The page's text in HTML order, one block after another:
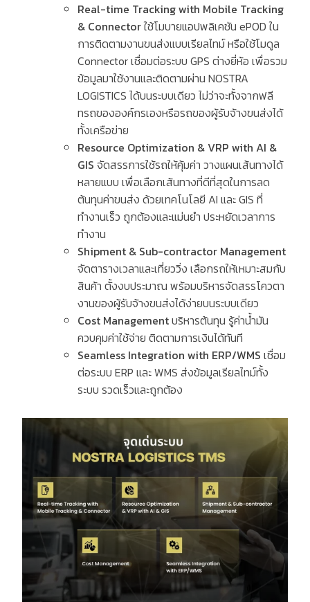
Real-time Tracking with Mobile Tracking
& Connectorใช้โมบายแอปพลิเคชัน ePODใน
การติดตามงานขนส่งแบบเรียลไทม์ หรือใช้โมดูล
Connectorเชื่อมต่อระบบ GPSต่างยี่ห้อ เพื่อรวม
ข้อมูลมาใช้งานและติดตามผ่าน NOSTRA
LOGISTICSได้บนระบบเดียว ไม่ว่าจะทั้งจากฟลี
ทรถขององค์กรเองหรือรถของผู้รับจ้างขนส่งได้
ทั้งเครือข่าย
Resource Optimization & VRP with AI &
GIS จัดสรรการใช้รถให้คุ้มค่า วางแผนเส้นทางได้
หลายแบบ เพื่อเลือกเส้นทางที่ดีที่สุดในการลด
ต้นทุนค่าขนส่ง ด้วยเทคโนโลยี AIและGISที่
ทำงานเร็ว ถูกต้องและแม่นยำ ประหยัดเวลาการ
ทำงาน
Shipment & Sub-contractor Management
จัดตารางเวลาและเที่ยววิ่ง เลือกรถให้เหมาะสมกับ
สินค้า ตั้งงบประมาณ พร้อมบริหารจัดสรรโควตา
งานของผู้รับจ้างขนส่งได้ง่ายบนระบบเดียว
Cost Managementบริหารต้นทุน รู้ค่าน้ำมัน
ควบคุมค่าใช้จ่าย ติดตามการเงินได้ทันที
Seamless Integration with ERP/WMS เชื่อม
ต่อระบบ ERPและWMSส่งข้อมูลเรียลไทม์ทั้ง
ระบบ รวดเร็วและถูกต้อง